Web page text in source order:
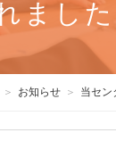
ました
お知らせ 当セン